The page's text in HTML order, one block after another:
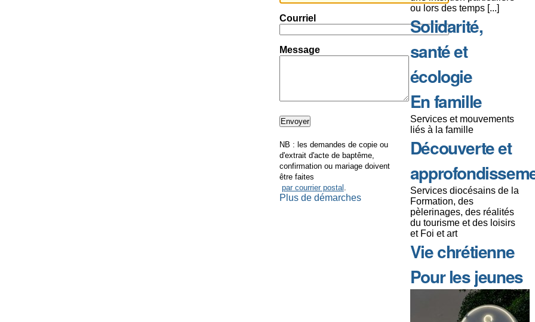
Courriel
Message
NB : les demandes de copie ou
d'extrait d'acte de baptême,
confirmation ou mariage doivent
être faites
par courrier postal
Plus de démarches
ou lors des temps [...]
Solidarité,
santé et
écologie
En famille
Services et mouvements
liés à la famille
Découverte et
Services diocésains de la
Formation, des
pèlerinages, des réalités
du tourisme et des loisirs
et Foi et art
Vie chrétienne
Pour les jeunes